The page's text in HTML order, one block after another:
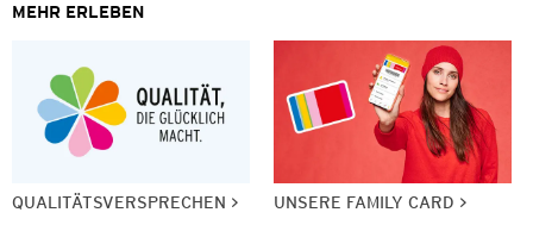
MEHR ERLEBEN
QUALITÄTSVERSPRECHEN UNSERE FAMILY CARD